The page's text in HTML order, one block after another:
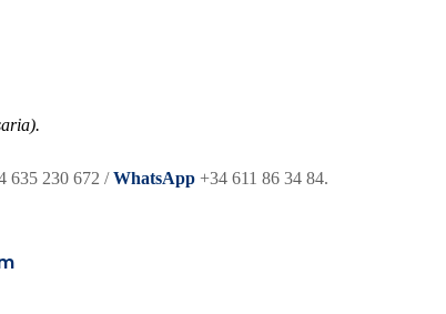
635 230 672 /WhatsApp +34 611 86 34 84.